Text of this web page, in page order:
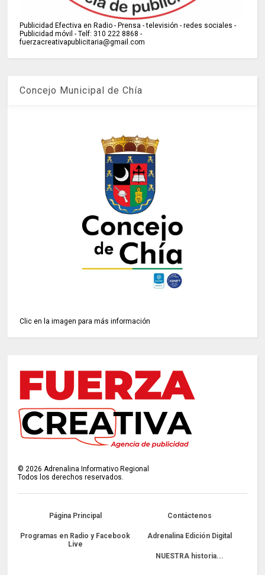
Publicidad Efectiva en Radio - Prensa - televisión - redes sociales -
Publicidad móvil - Telf: 310 222 8868 -
fuerzacreativapublicitaria@gmail.com
Concejo Municipal de Chía
Clic en la imagen para más información
©2026 Adrenalina Informativo Regional
Todos los derechos reservados.
Página Principal Contáctenos
Programas en Radio y Facebook
Live
Adrenalina Edición Digital
NUESTRA historia...